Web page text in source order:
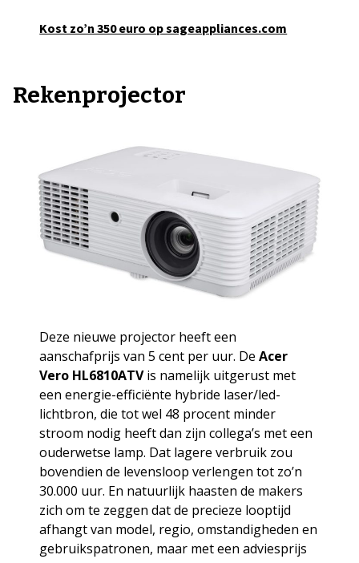
Kost zo’n 350 euro op sageappliances.com
Rekenprojector
Deze nieuwe projector heeft een
aanschafprijs van 5 cent per uur. DeAcer
Vero HL6810ATVis namelijk uitgerust met
een energie-efficiënte hybride laser/led-
lichtbron, die tot wel 48 procent minder
stroom nodig heeft dan zijn collega’s met een
ouderwetse lamp. Dat lagere verbruik zou
bovendien de levensloop verlengen tot zo’n
30.000 uur. En natuurlijk haasten de makers
zich om te zeggen dat de precieze looptijd
afhangt van model, regio, omstandigheden en
gebruikspatronen, maar met een adviesprijs